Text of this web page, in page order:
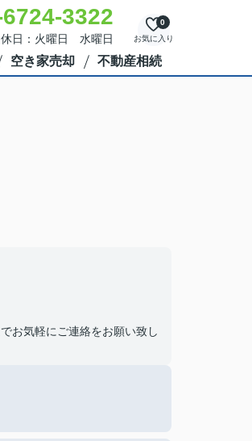
3322
日：火曜日 水曜日 お気に入り
0
空き家売却 不動産相続
お気軽にご連絡をお願い致し